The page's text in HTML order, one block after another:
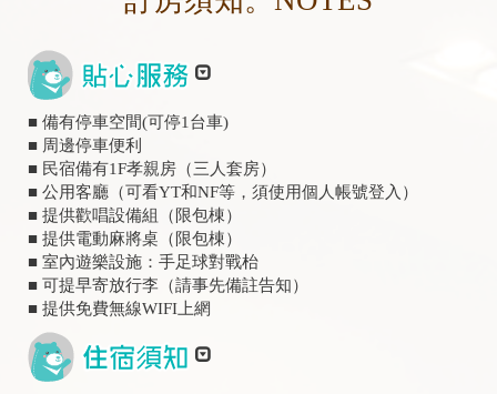
■ 備有停車空間(可停1台車)
■ 周邊停車便利
■ 民宿備有1F孝親房（三人套房）
■ 公用客廳（可看YT和NF等，須使用個人帳號登入）
■ 提供歡唱設備組（限包棟）
■ 提供電動麻將桌（限包棟）
■ 室內遊樂設施：手足球對戰枱
■ 可提早寄放行李（請事先備註告知）
■ 提供免費無線WIFI上網